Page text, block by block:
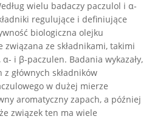
wielu badaczy paczulol i α-
regulujące i definiujące
biologiczna olejku
ze składnikami, takimi
i β-paczulen. Badania wykazały,
głównych składników
w dużej mierze
aromatyczny zapach, a później
związek ten ma wiele